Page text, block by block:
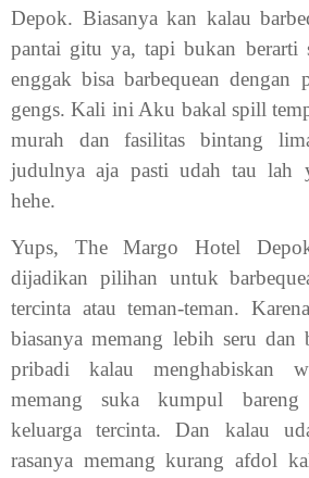
Depok. Biasanya kan kalau
pantai gitu ya, tapi bukan berarti
enggak bisa barbequean dengan
gengs. Kali ini Aku bakal spill
murah dan fasilitas bintang
judulnya aja pasti udah tau lah
hehe.
Yups, The Margo Hotel
dijadikan pilihan untuk
tercinta atau teman-teman.
biasanya memang lebih seru dan
pribadi kalau menghabiskan
memang suka kumpul bareng
keluarga tercinta. Dan kalau
rasanya memang kurang afdol